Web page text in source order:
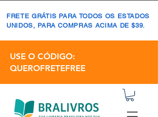
FRETE GRÁTIS PARA TODOS OS ESTADOS
UNIDOS, PARA COMPRAS ACIMA DE $39.
USE O CÓDIGO:
QUEROFRETEFREE